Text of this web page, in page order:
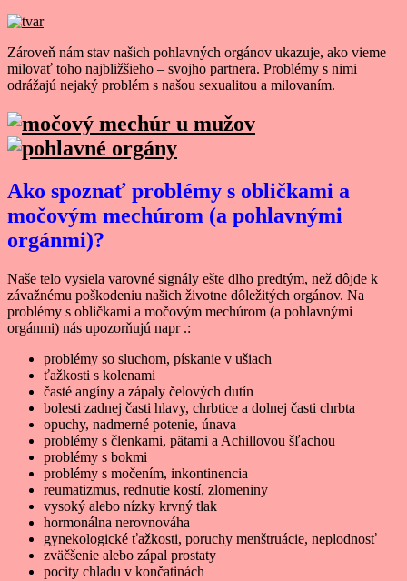
Zároveň nám stav našich pohlavných orgánov ukazuje, ako vieme
milovať toho najbližšieho – svojho partnera. Problémy s nimi
odrážajú nejaký problém s našou sexualitou a milovaním.
Ako spoznať problémy s obličkami a
močovým mechúrom (a pohlavnými
orgánmi)?
Naše telo vysiela varovné signály ešte dlho predtým, než dôjde k
závažnému poškodeniu našich životne dôležitých orgánov. Na
problémy s obličkami a močovým mechúrom (a pohlavnými
orgánmi) nás upozorňujú napr .:
problémy so sluchom, pískanie v ušiach
ťažkosti s kolenami
časté angíny a zápaly čelových dutín
bolesti zadnej časti hlavy, chrbtice a dolnej časti chrbta
opuchy, nadmerné potenie, únava
problémy s členkami, pätami a Achillovou šľachou
problémy s bokmi
problémy s močením, inkontinencia
reumatizmus, rednutie kostí, zlomeniny
vysoký alebo nízky krvný tlak
hormonálna nerovnováha
gynekologické ťažkosti, poruchy menštruácie, neplodnosť
zväčšenie alebo zápal prostaty
pocity chladu v končatinách